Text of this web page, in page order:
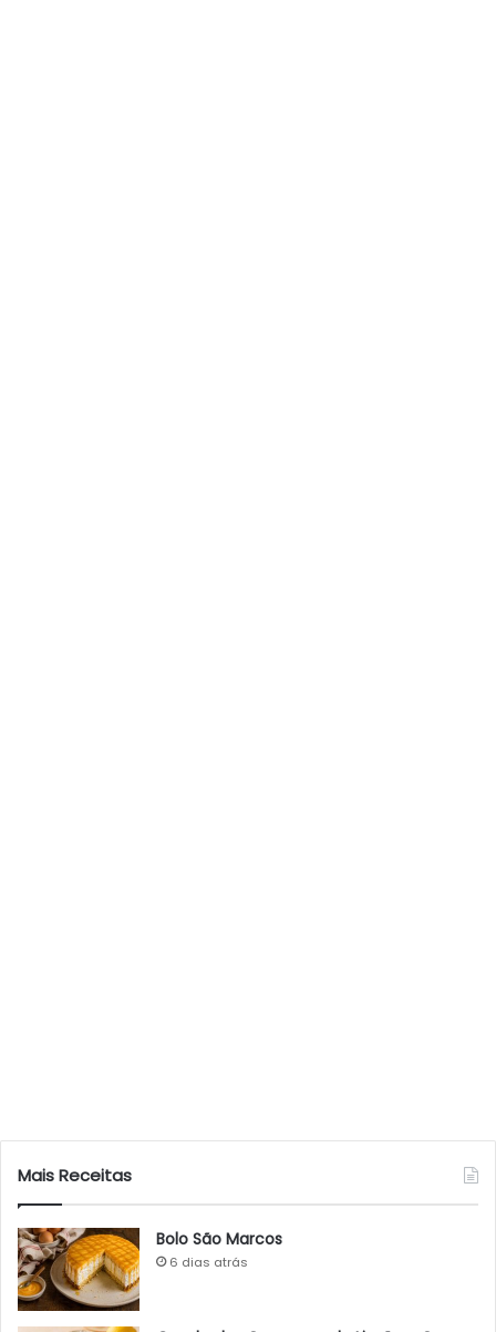
Mais Receitas
Bolo São Marcos
6 dias atrás